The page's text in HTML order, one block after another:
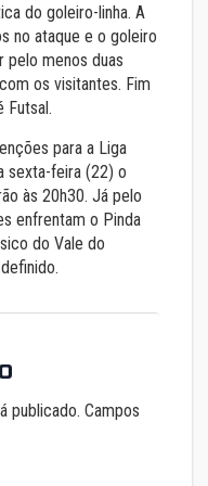
do goleiro-linha. A
no ataque e o goleiro
pelo menos duas
os visitantes. Fim
Futsal.
para a Liga
sexta-feira (22) o
às 20h30. Já pelo
enfrentam o Pinda
do Vale do
publicado. Campos